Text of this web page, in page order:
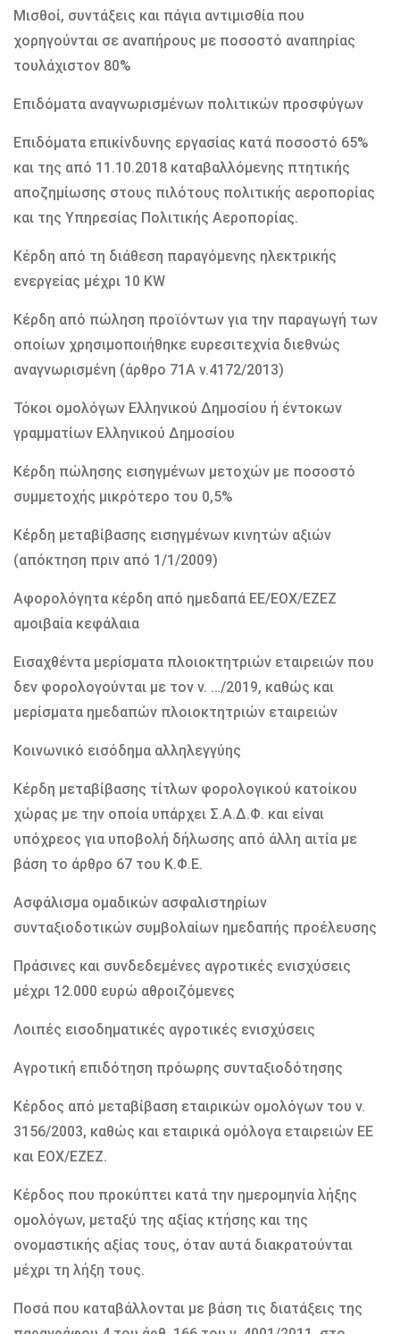
Μισθοί, συντάξεις και πάγια αντιμισθία που
χορηγούνται σε αναπήρους με ποσοστό αναπηρίας
τουλάχιστον 80%
Επιδόματα αναγνωρισμένων πολιτικών προσφύγων
Επιδόματα επικίνδυνης εργασίας κατά ποσοστό 65%
και της από 11.10.2018 καταβαλλόμενης πτητικής
αποζημίωσης στους πιλότους πολιτικής αεροπορίας
και της Υπηρεσίας Πολιτικής Αεροπορίας.
Κέρδη από τη διάθεση παραγόμενης ηλεκτρικής
ενεργείας μέχρι 10 KW
Κέρδη από πώληση προϊόντων για την παραγωγή των
οποίων χρησιμοποιήθηκε ευρεσιτεχνία διεθνώς
αναγνωρισμένη (άρθρο 71Α ν.4172/2013)
Τόκοι ομολόγων Ελληνικού Δημοσίου ή έντοκων
γραμματίων Ελληνικού Δημοσίου
Κέρδη πώλησης εισηγμένων μετοχών με ποσοστό
συμμετοχής μικρότερο του 0,5%
Κέρδη μεταβίβασης εισηγμένων κινητών αξιών
(απόκτηση πριν από 1/1/2009)
Αφορολόγητα κέρδη από ημεδαπά ΕΕ/ΕΟΧ/ΕΖΕΖ
αμοιβαία κεφάλαια
Εισαχθέντα μερίσματα πλοιοκτητριών εταιρειών που
δεν φορολογούνται με τον ν. …/2019, καθώς και
μερίσματα ημεδαπών πλοιοκτητριών εταιρειών
Κοινωνικό εισόδημα αλληλεγγύης
Κέρδη μεταβίβασης τίτλων φορολογικού κατοίκου
χώρας με την οποία υπάρχει Σ.Α.Δ.Φ. και είναι
υπόχρεος για υποβολή δήλωσης από άλλη αιτία με
βάση το άρθρο 67 του Κ.Φ.Ε.
Ασφάλισμα ομαδικών ασφαλιστηρίων
συνταξιοδοτικών συμβολαίων ημεδαπής προέλευσης
Πράσινες και συνδεδεμένες αγροτικές ενισχύσεις
μέχρι 12.000 ευρώ αθροιζόμενες
Λοιπές εισοδηματικές αγροτικές ενισχύσεις
Αγροτική επιδότηση πρόωρης συνταξιοδότησης
Κέρδος από μεταβίβαση εταιρικών ομολόγων του ν.
3156/2003, καθώς και εταιρικά ομόλογα εταιρειών ΕΕ
και ΕΟΧ/ΕΖΕΖ.
Κέρδος που προκύπτει κατά την ημερομηνία λήξης
ομολόγων, μεταξύ της αξίας κτήσης και της
ονομαστικής αξίας τους, όταν αυτά διακρατούνται
μέχρι τη λήξη τους.
Ποσά που καταβάλλονται με βάση τις διατάξεις της